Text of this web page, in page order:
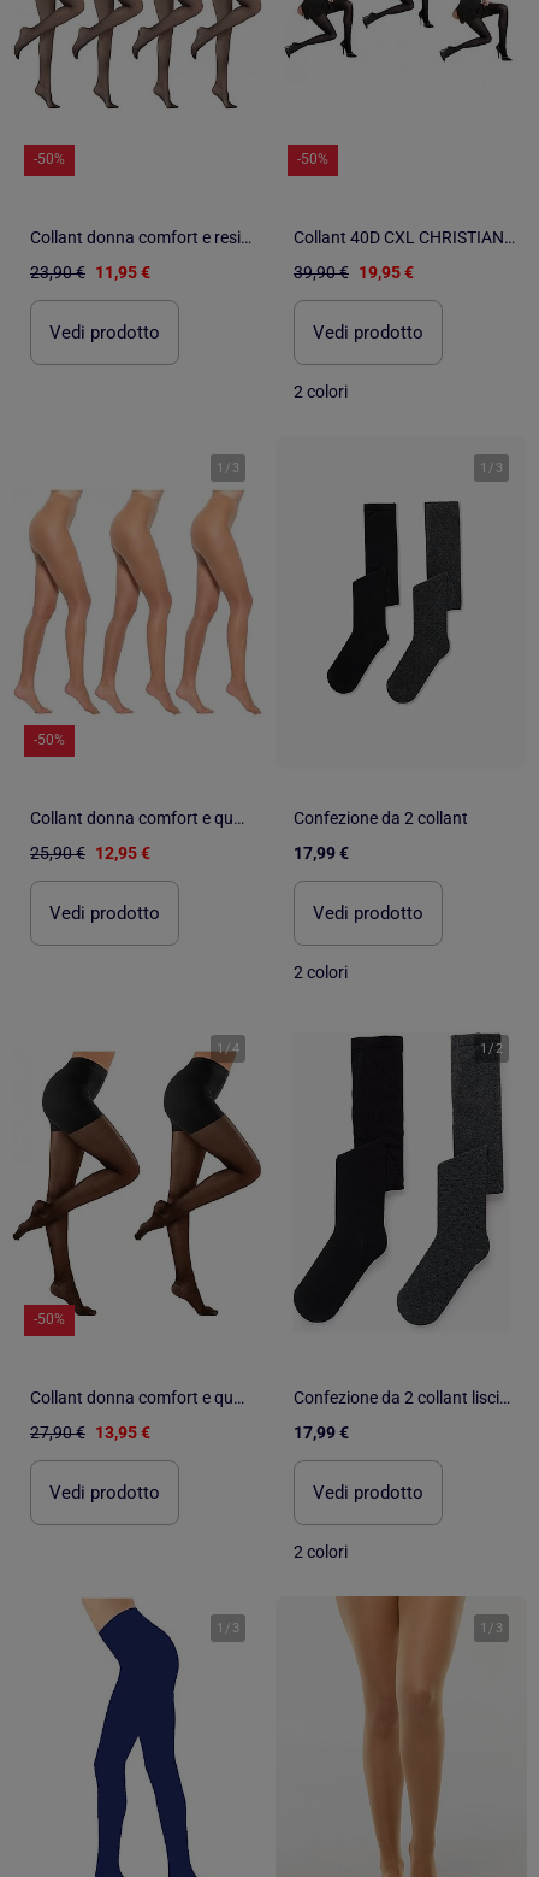
-50%
Collant donna comfort e resistenza DIAMANTINO - Confezione da 4
23,90 € 11,95 €
Vedi prodotto
-50%
Collant 40D CXL CHRISTIAN LACROIX - Confezione da 3
39,90 € 19,95 €
Vedi prodotto
2 colori
1 / 3
-50%
Collant donna comfort e qualità INFINITIF - Confezione da 3
25,90 € 12,95 €
Vedi prodotto
1 / 3
Confezione da 2 collant
17,99 €
Vedi prodotto
2 colori
1/4
-50%
Collant donna comfort e qualità INFINITIF - Confezione da 2
27,90 € 13,95 €
Vedi prodotto
1 /2
Confezione da 2 collant lisci/rhombus
17,99 €
Vedi prodotto
2 colori
1 / 3 1 / 3